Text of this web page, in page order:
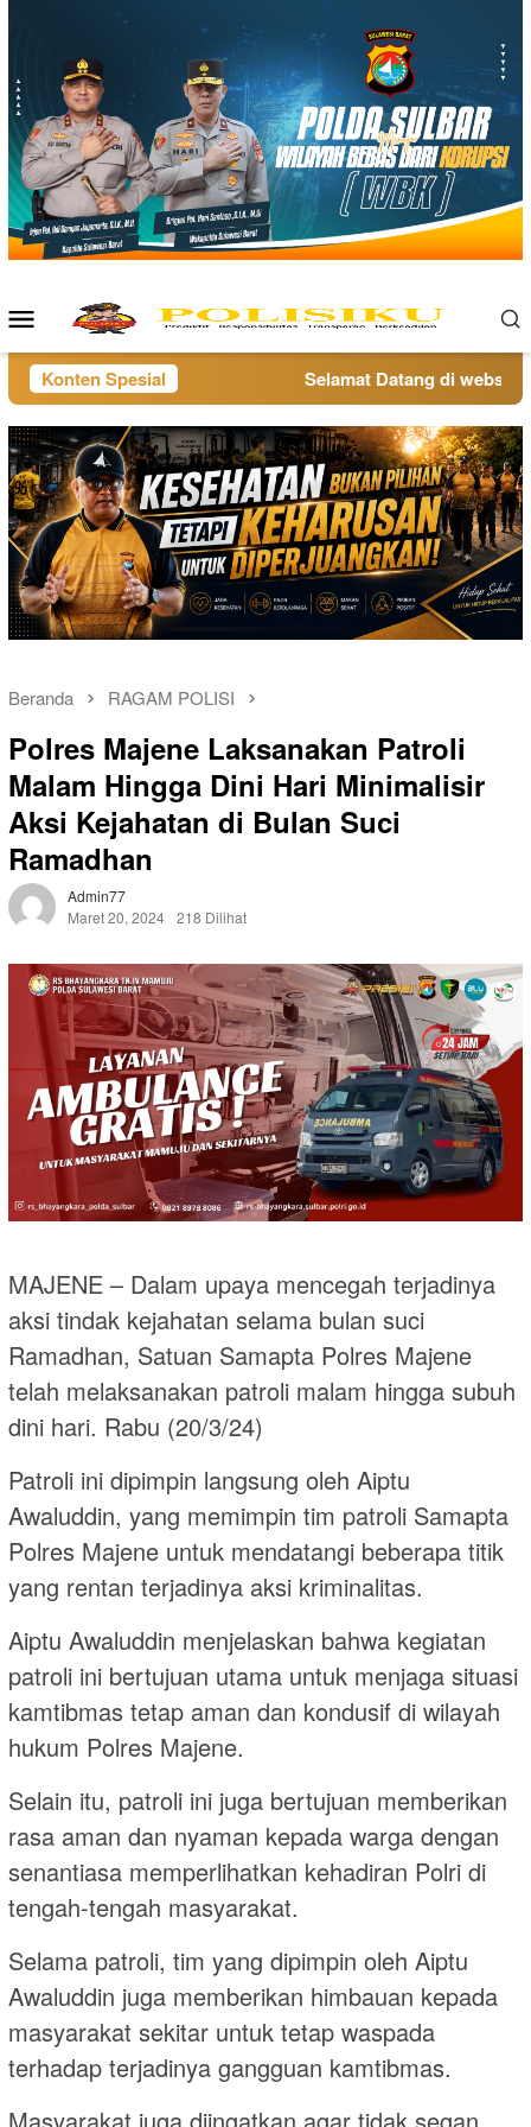
Menu
Mobile
Konten Spesial Selamat Datang di website
Beranda RAGAM POLISI
Polres Majene Laksanakan Patroli
Malam Hingga Dini Hari Minimalisir
Aksi Kejahatan di Bulan Suci
Ramadhan
Admin77
Maret 20, 2024 218 Dilihat
MAJENE – Dalam upaya mencegah terjadinya
aksi tindak kejahatan selama bulan suci
Ramadhan, Satuan Samapta Polres Majene
telah melaksanakan patroli malam hingga subuh
dini hari. Rabu (20/3/24)
Patroli ini dipimpin langsung oleh Aiptu
Awaluddin, yang memimpin tim patroli Samapta
Polres Majene untuk mendatangi beberapa titik
yang rentan terjadinya aksi kriminalitas.
Aiptu Awaluddin menjelaskan bahwa kegiatan
patroli ini bertujuan utama untuk menjaga situasi
kamtibmas tetap aman dan kondusif di wilayah
hukum Polres Majene.
Selain itu, patroli ini juga bertujuan memberikan
rasa aman dan nyaman kepada warga dengan
senantiasa memperlihatkan kehadiran Polri di
tengah-tengah masyarakat.
Selama patroli, tim yang dipimpin oleh Aiptu
Awaluddin juga memberikan himbauan kepada
masyarakat sekitar untuk tetap waspada
terhadap terjadinya gangguan kamtibmas.